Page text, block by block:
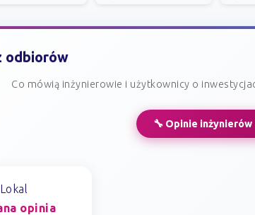
odbiorów
Co mówią inżynierowie i użytkownicy o
🔧 Opinie inżynierów
opinia